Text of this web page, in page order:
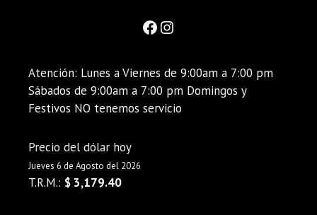
Atención: Lunes a Viernes de 9:00am a 7:00 pm
Sábados de 9:00am a 7:00 pm Domingos y
Festivos NO tenemos servicio
Precio del dólar hoy
Jueves 6 de Agosto del 2026
T.R.M.: $ 3,179.40